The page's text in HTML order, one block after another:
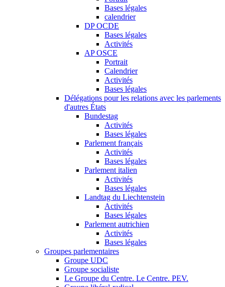
Bases légales
calendrier
DP OCDE
Bases légales
Activités
AP OSCE
Portrait
Calendrier
Activités
Bases légales
Délégations pour les relations avec les parlements
d'autres États
Bundestag
Activités
Bases légales
Parlement français
Activités
Bases légales
Parlement italien
Activités
Bases légales
Landtag du Liechtenstein
Activités
Bases légales
Parlement autrichien
Activités
Bases légales
Groupes parlementaires
Groupe UDC
Groupe socialiste
Le Groupe du Centre. Le Centre. PEV.